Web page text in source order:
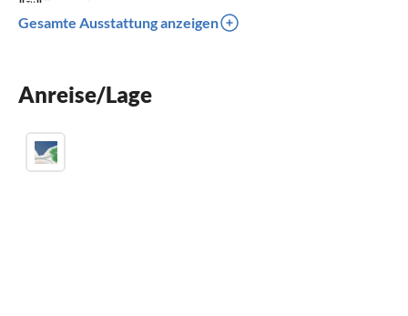
Terrasse
Waschmaschine
Gesamte Ausstattung anzeigen
Anreise/Lage